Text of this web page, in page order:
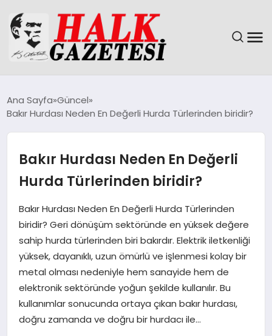
EĞITIM
EKONOMI
SAĞLIK
Ana Sayfa Güncel
Bakır Hurdası Neden En Değerli Hurda Türlerinden biridir?
Bakır Hurdası Neden En Değerli
Hurda Türlerinden biridir?
Bakır Hurdası Neden En Değerli Hurda Türlerinden
biridir? Geri dönüşüm sektöründe en yüksek değere
sahip hurda türlerinden biri bakırdır. Elektrik iletkenliği
yüksek, dayanıklı, uzun ömürlü ve işlenmesi kolay bir
metal olması nedeniyle hem sanayide hem de
elektronik sektöründe yoğun şekilde kullanılır. Bu
kullanımlar sonucunda ortaya çıkan bakır hurdası,
doğru zamanda ve doğru bir hurdacı ile…